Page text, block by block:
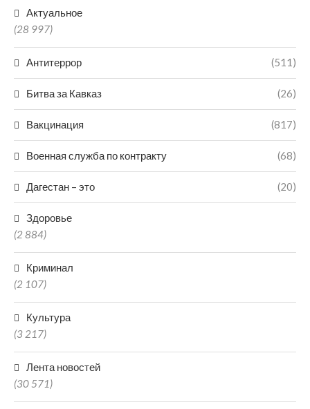
Актуальное
(28 997)
Антитеррор (511)
Битва за Кавказ (26)
Вакцинация (817)
Военная служба по контракту (68)
Дагестан – это (20)
Здоровье
(2 884)
Криминал
(2 107)
Культура
(3 217)
Лента новостей
(30 571)